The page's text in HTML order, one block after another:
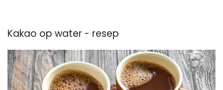
Kakao op water - resep